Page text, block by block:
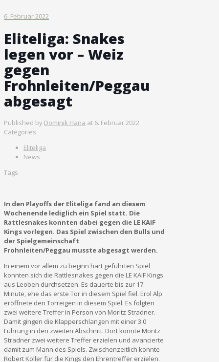
6. Februar 2022
Eliteliga: Snakes
legen vor – Weiz
gegen
Frohnleiten/Peggau
abgesagt
Published by Dominik Hana at 6. Februar 2022
Categories
Eliteliga
News
Tags
In den Playoffs der Eliteliga fand an diesem
Wochenende lediglich ein Spiel statt. Die
Rattlesnakes konnten dabei gegen die LE KAIF
Kings vorlegen. Das Spiel zwischen den Bulls und
der Spielgemeinschaft
Frohnleiten/Peggau musste abgesagt werden.
In einem vor allem zu beginn hart geführten Spiel
konnten sich die Rattlesnakes gegen die LE KAIF Kings
aus Leoben durchsetzen. Es dauerte bis zur 17.
Minute, ehe das erste Tor in diesem Spiel fiel. Erol Alp
eröffnete den Torreigen in diesem Spiel. Es folgten
zwei weitere Treffer in Person von Moritz Stradner.
Damit gingen die Klapperschlangen mit einer 3:0
Führung in den zweiten Abschnitt. Dort konnte Moritz
Stradner zwei weitere Treffer erzielen und avancierte
damit zum Mann des Spiels. Zwischenzeitlich konnte
Robert Koller für die Kings den Ehrentreffer erzielen.